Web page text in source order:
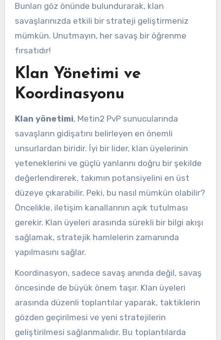
Bunları göz önünde bulundurarak, klan
savaşlarınızda etkili bir strateji geliştirmeniz
mümkün. Unutmayın, her savaş bir öğrenme
fırsatıdır!
Klan Yönetimi ve
Koordinasyonu
Klan yönetimi, Metin2 PvP sunucularında
savaşların gidişatını belirleyen en önemli
unsurlardan biridir. İyi bir lider, klan üyelerinin
yeteneklerini ve güçlü yanlarını doğru bir şekilde
değerlendirerek, takımın potansiyelini en üst
düzeye çıkarabilir. Peki, bu nasıl mümkün olabilir?
Öncelikle, iletişim kanallarının açık tutulması
gerekir. Klan üyeleri arasında sürekli bir bilgi akışı
sağlamak, stratejik hamlelerin zamanında
yapılmasını sağlar.
Koordinasyon, sadece savaş anında değil, savaş
öncesinde de büyük önem taşır. Klan üyeleri
arasında düzenli toplantılar yaparak, taktiklerin
gözden geçirilmesi ve yeni stratejilerin
geliştirilmesi sağlanmalıdır. Bu toplantılarda